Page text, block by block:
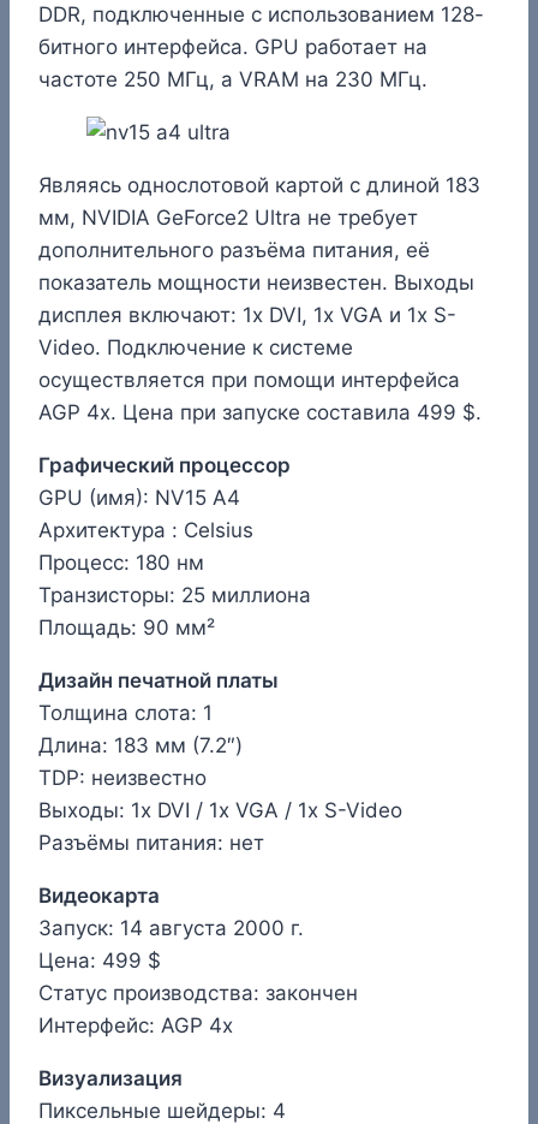
DDR, подключенные с использованием 128-
битного интерфейса. GPU работает на
частоте 250 МГц, а VRAM на 230 МГц.
Являясь однослотовой картой с длиной 183
мм, NVIDIA GeForce2 Ultra не требует
дополнительного разъёма питания, её
показатель мощности неизвестен. Выходы
дисплея включают: 1x DVI, 1x VGA и 1x S-
Video. Подключение к системе
осуществляется при помощи интерфейса
AGP 4x. Цена при запуске составила 499 $.
Графический процессор
GPU (имя): NV15 A4
Архитектура : Celsius
Процесс: 180 нм
Транзисторы: 25 миллиона
Площадь: 90 мм²
Дизайн печатной платы
Толщина слота: 1
Длина: 183 мм (7.2″)
TDP: неизвестно
Выходы: 1x DVI / 1x VGA / 1x S-Video
Разъёмы питания: нет
Видеокарта
Запуск: 14 августа 2000 г.
Цена: 499 $
Статус производства: закончен
Интерфейс: AGP 4x
Визуализация
Пиксельные шейдеры: 4